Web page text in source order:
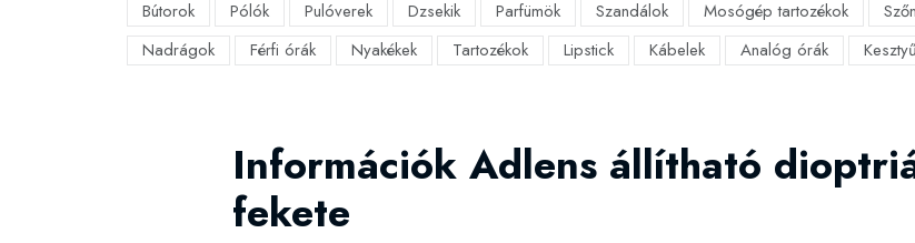
Bútorok Pólók Pulóverek Dzsekik Parfümök Szandálok Mosógép tartozékok
Nadrágok
Férfi órák Nyakékek Tartozékok Lipstick Kábelek Analóg órák
Információk Adlens állítható
fekete